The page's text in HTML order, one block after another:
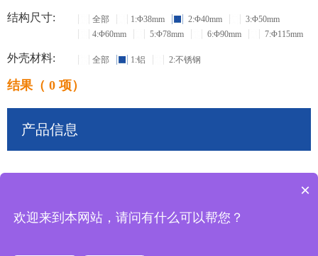
结构尺寸: 全部 1:Φ38mm 2:Φ40mm
3:Φ50mm
4:Φ60mm
5:Φ78mm 6:Φ90mm 7:Φ115mm
外壳材料: 全部 1:铝 2:不锈钢
结果（ 0 项）
产品信息
×
欢迎来到本网站，请问有什么可以帮您？